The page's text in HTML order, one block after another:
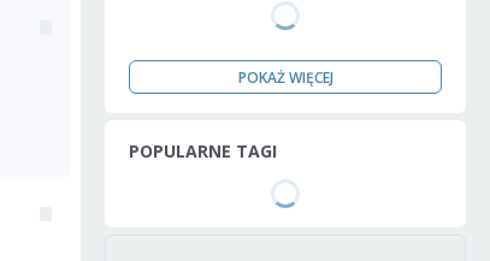
POKAŻ WIĘCEJ
POPULARNE TAGI